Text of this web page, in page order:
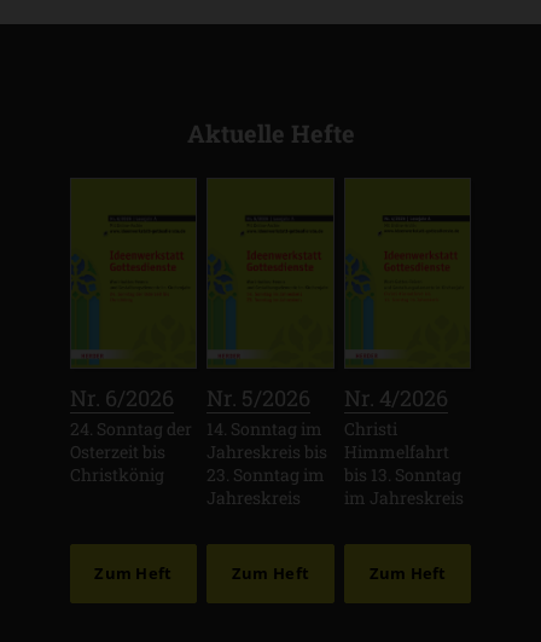
Aktuelle Hefte
Nr. 6/2026
24. Sonntag der
Osterzeit bis
Christkönig
Zum Heft
Nr. 5/2026
14. Sonntag im
Jahreskreis bis
23. Sonntag im
Jahreskreis
Zum Heft
Nr. 4/2026
Christi
Himmelfahrt
bis 13. Sonntag
im Jahreskreis
Zum Heft